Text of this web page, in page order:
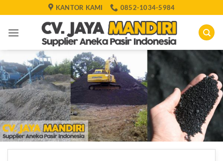
to
content
KANTOR KAMI 0852-1034-5984